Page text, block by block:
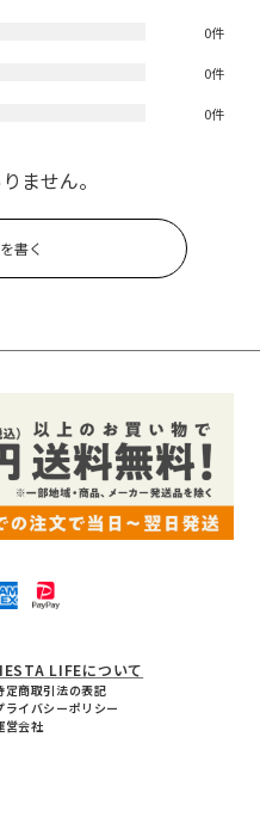
0件
0件
0件
ません。
書く
LIFEについて
定商取引法の表記
ライバシーポリシー
営会社